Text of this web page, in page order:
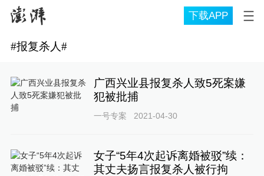
下载APP
#报复杀人#
广西兴业县报复杀人致5死案嫌
犯被批捕
一号专案 2021-04-30
女子“5年4次起诉离婚被驳”续：
其丈夫扬言报复杀人被行拘